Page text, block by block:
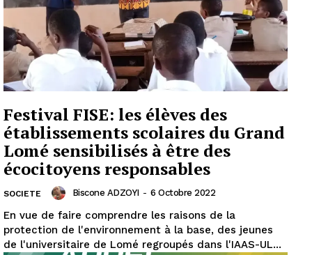
Festival FISE: les élèves des
établissements scolaires du Grand
Lomé sensibilisés à être des
écocitoyens responsables
SOCIETE Biscone ADZOYI - 6 Octobre 2022
En vue de faire comprendre les raisons de la
protection de l'environnement à la base, des jeunes
de l'universitaire de Lomé regroupés dans l'IAAS-UL...